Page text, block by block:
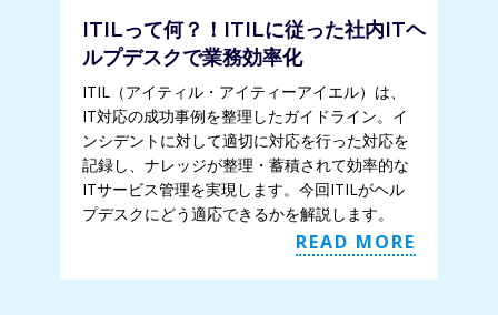
ITILって何？！ITILに従った社内ITヘ
ルプデスクで業務効率化
ITIL（アイティル・アイティーアイエル）は、
IT対応の成功事例を整理したガイドライン。イ
ンシデントに対して適切に対応を行った対応を
記録し、ナレッジが整理・蓄積されて効率的な
ITサービス管理を実現します。今回ITILがヘル
プデスクにどう適応できるかを解説します。
READ MORE